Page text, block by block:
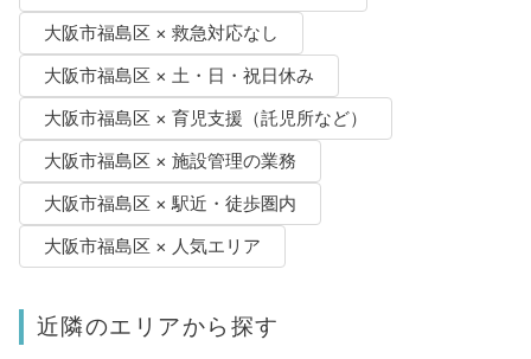
大阪市福島区 × 救急対応なし
大阪市福島区 × 土・日・祝日休み
大阪市福島区 × 育児支援（託児所など）
大阪市福島区 × 施設管理の業務
大阪市福島区 × 駅近・徒歩圏内
大阪市福島区 × 人気エリア
近隣のエリアから探す